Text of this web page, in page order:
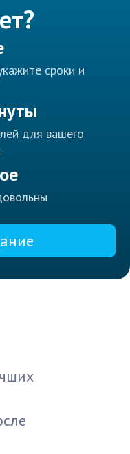
сроки и
для вашего